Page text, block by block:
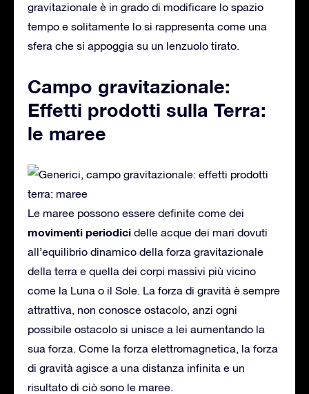
gravitazionale è in grado di modificare lo spazio
tempo e solitamente lo si rappresenta come una
sfera che si appoggia su un lenzuolo tirato.
Campo gravitazionale:
Effetti prodotti sulla Terra:
le maree
Le maree possono essere definite come dei
movimenti periodici delle acque dei mari dovuti
all’equilibrio dinamico della forza gravitazionale
della terra e quella dei corpi massivi più vicino
come la Luna o il Sole. La forza di gravità è sempre
attrattiva, non conosce ostacolo, anzi ogni
possibile ostacolo si unisce a lei aumentando la
sua forza. Come la forza elettromagnetica, la forza
di gravità agisce a una distanza infinita e un
risultato di ciò sono le maree.